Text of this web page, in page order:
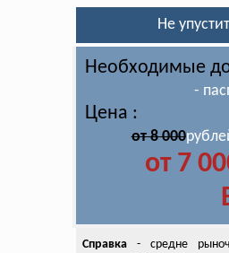
Не
Необходимые
-
Цена :
от 8 000
от 7
Справка- средне